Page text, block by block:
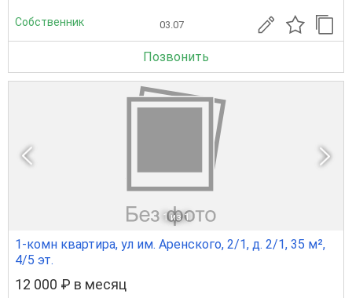
Собственник 03.07
Позвонить
1 из 1
1-комн квартира, ул им. Аренского, 2/1, д. 2/1, 35 м²,
4/5 эт.
12 000 ₽ в месяц